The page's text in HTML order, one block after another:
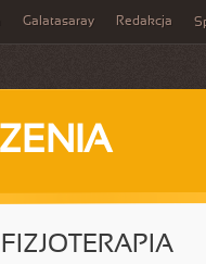
Galatasaray Redakcja